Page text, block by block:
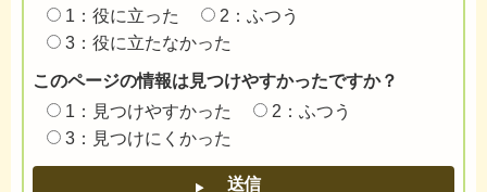
1：役に立った
2：ふつう
3：役に立たなかった
このページの情報は見つけやすかったですか？
1：見つけやすかった
2：ふつう
3：見つけにくかった